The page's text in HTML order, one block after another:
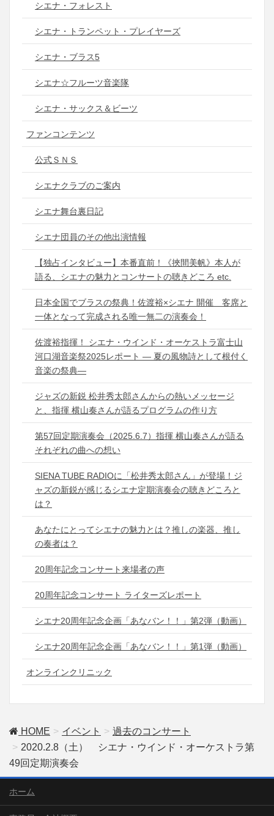
シエナ・フォレスト
シエナ・トランペット・プレイヤーズ
シエナ・ブラス5
シエナ☆フルーツ音楽隊
シエナ・サックス＆ビーツ
ファンコンテンツ
公式ＳＮＳ
シエナクラブのご案内
シエナ舞台裏日記
シエナ団員のその他出演情報
【独占インタビュー】本番直前！《挾間美帆》本人が
語る、シエナの魅力とコンサートの聴きどころ etc.
日本全国でブラスの祭典！佐渡裕×シエナ 開催 客席と
一体となって完成される唯一無二の演奏会！
佐渡裕指揮！ シエナ・ウインド・オーケストラ富士山
河口湖音楽祭2025レポート ― 夏の風物詩として根付く
音楽の祭典―
ジャズの新鋭 松井秀太郎さんからの熱いメッセージ
と、指揮 横山奏さんが語るプログラムの作り方
第57回定期演奏会（2025.6.7）指揮 横山奏さんが語る
それぞれの曲への想い
SIENA TUBE RADIOに「松井秀太郎さん」が登場！ジ
ャズの新鋭が感じるシエナ定期演奏会の聴きどころと
は？
あなたにとってシエナの魅力とは？推しの楽器、推し
の奏者は？
20周年記念コンサート来場者の声
20周年記念コンサート ライターズレポート
シエナ20周年記念企画「あなバン！！」第2弾（動画）
シエナ20周年記念企画「あなバン！！」第1弾（動画）
オンラインクリニック
HOME イベント
過去のコンサート
2020.2.8（土） シエナ・ウインド・オーケストラ第
49回定期演奏会
ホーム